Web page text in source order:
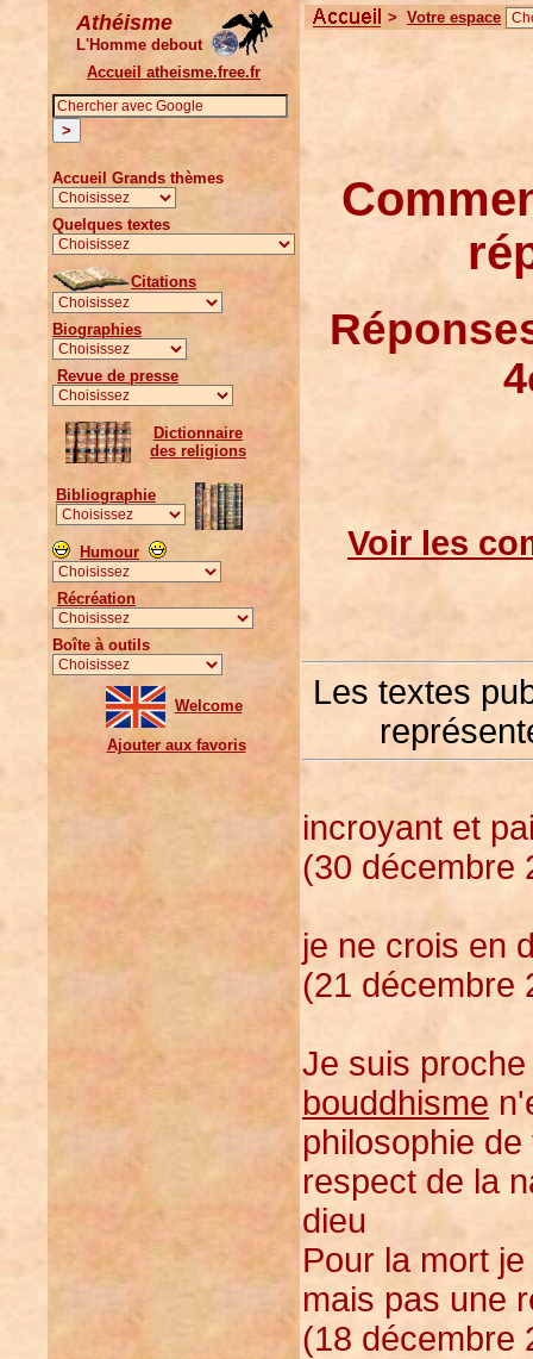
Athéisme
L'Homme debout
Accueil atheisme.free.fr
Accueil Grands thèmes
Quelques textes
Citations
Biographies
Revue de presse
Dictionnaire
des religions
Bibliographie
Humour
Récréation
Boîte à outils
Welcome
Ajouter aux favoris
> Votre espace
Voir les
Les textes
incroyant et
(30 décembre
je ne crois en
(21 décembre
Je suis
bouddhisme
philosophie
respect de la
dieu
Pour la mort
mais pas une
(18 décembre